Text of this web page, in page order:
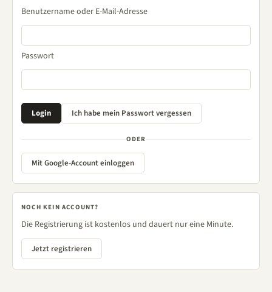
Benutzername oder E-Mail-Adresse
Passwort
ODER
Mit Google-Account einloggen
NOCH KEIN ACCOUNT?
Die Registrierung ist kostenlos und dauert nur eine Minute.
Jetzt registrieren